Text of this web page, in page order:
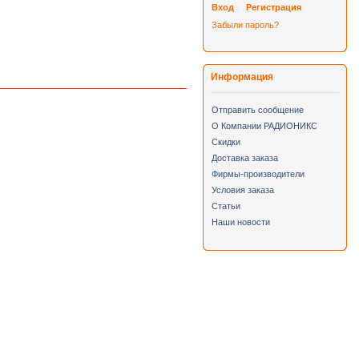
Вход
Регистрация
Забыли пароль?
Информация
Отправить сообщение
О Компании РАДИОНИКС
Скидки
Доставка заказа
Фирмы-производители
Условия заказа
Статьи
Наши новости